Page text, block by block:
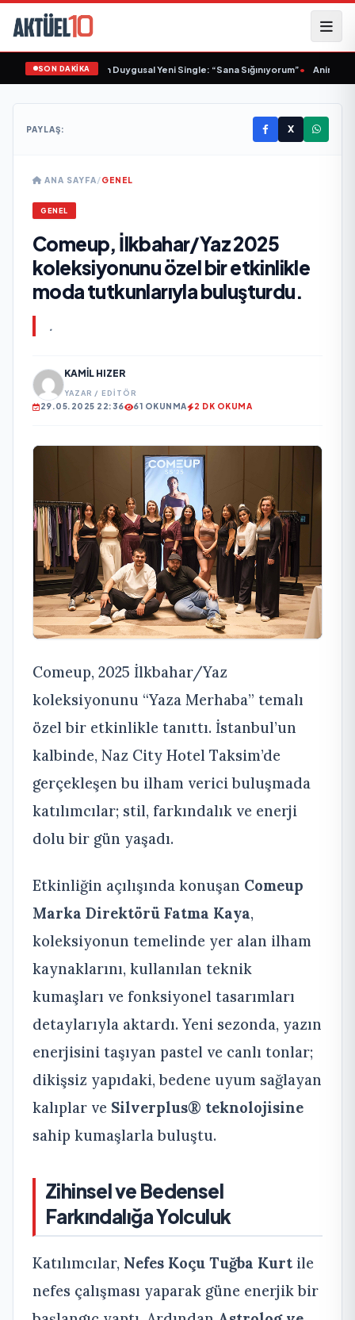
SON DAKİKA
Sinem Yalçınkaya’dan Duygusal Yeni Single: “Sana Sığınıyorum”•
PAYLAŞ: X
ANA SAYFA/GENEL
GENEL
Comeup, İlkbahar/Yaz 2025
koleksiyonunu özel bir etkinlikle
moda tutkunlarıyla buluşturdu.
.
KAMIL HIZER
YAZAR / EDITÖR
29.05.2025 22:36 61 OKUNMA 2 DK OKUMA
Comeup, 2025 İlkbahar/Yaz
koleksiyonunu “Yaza Merhaba” temalı
özel bir etkinlikle tanıttı. İstanbul’un
kalbinde, Naz City Hotel Taksim’de
gerçekleşen bu ilham verici buluşmada
katılımcılar; stil, farkındalık ve enerji
dolu bir gün yaşadı.
Etkinliğin açılışında konuşan Comeup
Marka Direktörü Fatma Kaya,
koleksiyonun temelinde yer alan ilham
kaynaklarını, kullanılan teknik
kumaşları ve fonksiyonel tasarımları
detaylarıyla aktardı. Yeni sezonda, yazın
enerjisini taşıyan pastel ve canlı tonlar;
dikişsiz yapıdaki, bedene uyum sağlayan
kalıplar ve Silverplus® teknolojisine
sahip kumaşlarla buluştu.
Zihinsel ve Bedensel
Farkındalığa Yolculuk
Katılımcılar, Nefes Koçu Tuğba Kurt ile
nefes çalışması yaparak güne enerjik bir